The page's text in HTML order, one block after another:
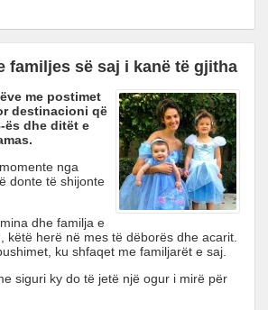
Psikologun
Biologun
Biokimistin Klinik
Alergologen
Andrologun
Pyet Kardiologun
Logopeden
familjes së saj i kanë të gjitha
me postimet
destinacioni që
ës dhe ditët e
nga
donte të shijonte
dhe familja e
herë në mes të dëborës dhe acarit.
ku shfaqet me familjarët e saj.
siguri ky do të jetë një ogur i mirë për